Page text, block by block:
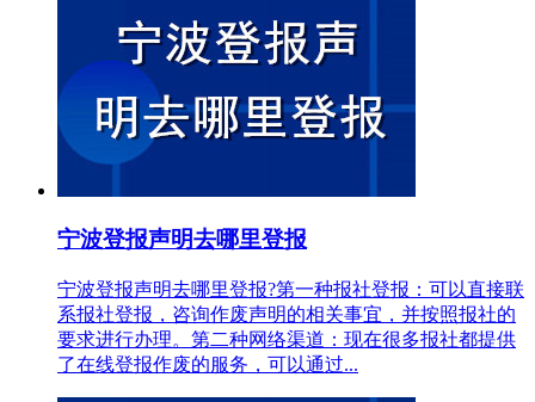
宁波登报声明去哪里登报
宁波登报声明去哪里登报?第一种报社登报：可以直接联
系报社登报，咨询作废声明的相关事宜，并按照报社的
要求进行办理。第二种网络渠道：现在很多报社都提供
了在线登报作废的服务，可以通过...